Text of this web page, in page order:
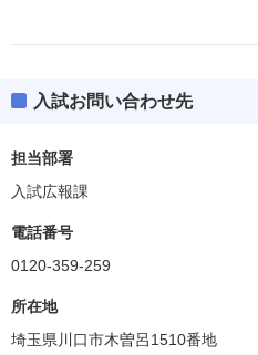
入試お問い合わせ先
担当部署
入試広報課
電話番号
0120-359-259
所在地
埼玉県川口市木曽呂1510番地